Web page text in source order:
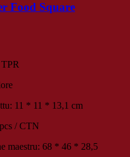
Food Square
11 * 11 * 13,1 cm
/ CTN
maestru: 68 * 46 * 28,5